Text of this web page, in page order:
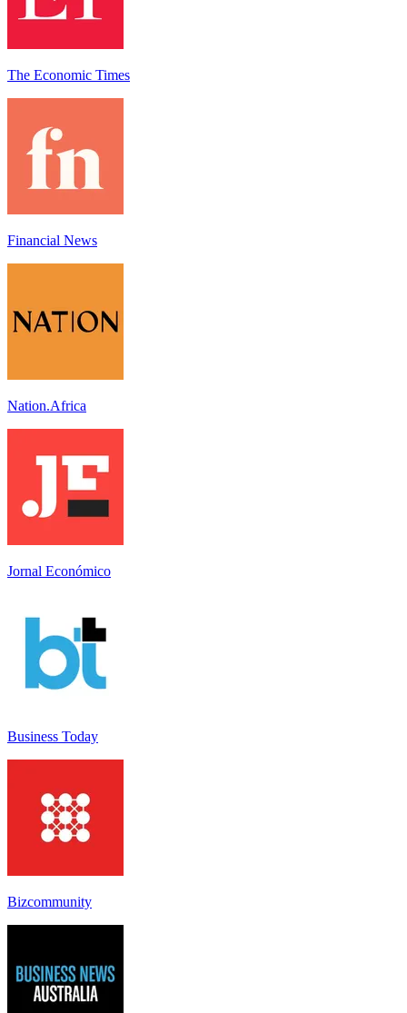
The Economic Times
Financial News
Nation.Africa
Jornal Económico
Business Today
Bizcommunity